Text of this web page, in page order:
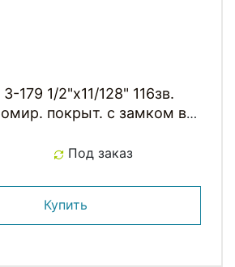
179 1/2"x11/128" 116зв.
покрыт. с замком в
Под заказ
Купить